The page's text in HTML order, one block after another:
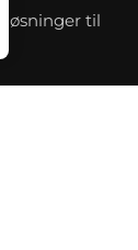
løsninger til